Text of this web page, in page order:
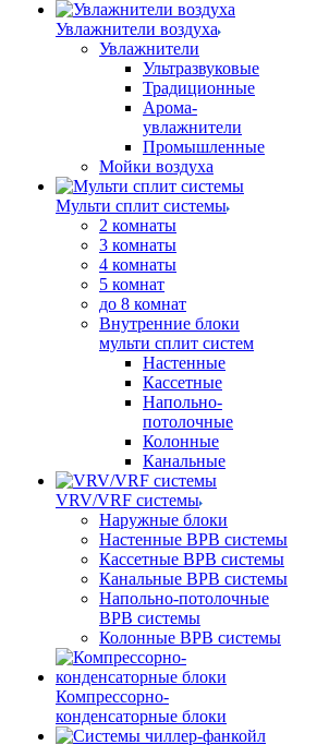
Увлажнители воздуха
Увлажнители
Ультразвуковые
Традиционные
Арома-
увлажнители
Промышленные
Мойки воздуха
Мульти сплит системы
2 комнаты
3 комнаты
4 комнаты
5 комнат
до 8 комнат
Внутренние блоки
мульти сплит систем
Настенные
Кассетные
Напольно-
потолочные
Колонные
Канальные
VRV/VRF системы
Наружные блоки
Настенные ВРВ системы
Кассетные ВРВ системы
Канальные ВРВ системы
Напольно-потолочные
ВРВ системы
Колонные ВРВ системы
Компрессорно-
конденсаторные блоки